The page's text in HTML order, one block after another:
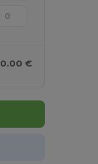
0.00 €